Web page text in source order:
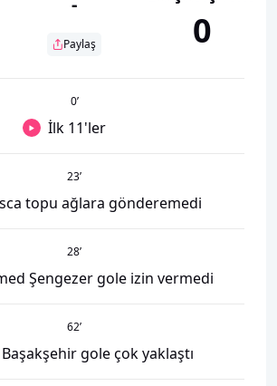
Paylaş 0
0’
İlk 11'ler
23’
topu ağlara gönderemedi
28’
Şengezer gole izin vermedi
62’
gole çok yaklaştı